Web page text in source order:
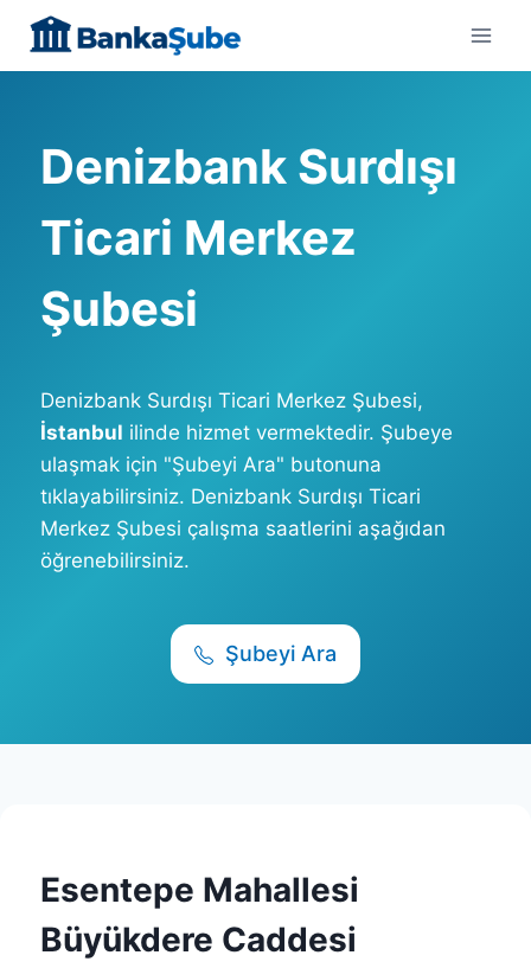
content
Denizbank Surdışı
Ticari Merkez
Şubesi
Denizbank Surdışı Ticari Merkez Şubesi,
İstanbul ilinde hizmet vermektedir. Şubeye
ulaşmak için "Şubeyi Ara" butonuna
tıklayabilirsiniz. Denizbank Surdışı Ticari
Merkez Şubesi çalışma saatlerini aşağıdan
öğrenebilirsiniz.
Şubeyi Ara
Esentepe Mahallesi
Büyükdere Caddesi